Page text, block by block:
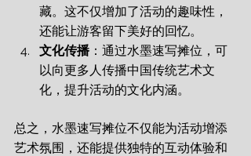
藏。这不仅增加了活动的趣味性，
还能让游客留下美好的回忆。
文化传播 ： 通过水墨速写摊位，可
以向更多人传播中国传统艺术文
化，提升活动的文化内涵。
总之，水墨速写摊位不仅能为活动增添
艺术氛围，还能提供独特的互动体验和